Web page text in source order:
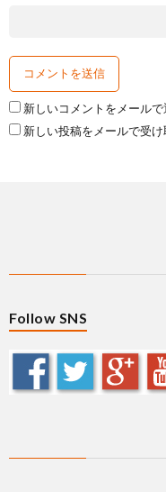
新しいコメントをメールで
新しい投稿をメールで受け
Follow SNS